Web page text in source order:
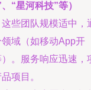
“星河科技”等）
些团队规模适中，
域（如移动App开
。服务响应迅速，
项目。